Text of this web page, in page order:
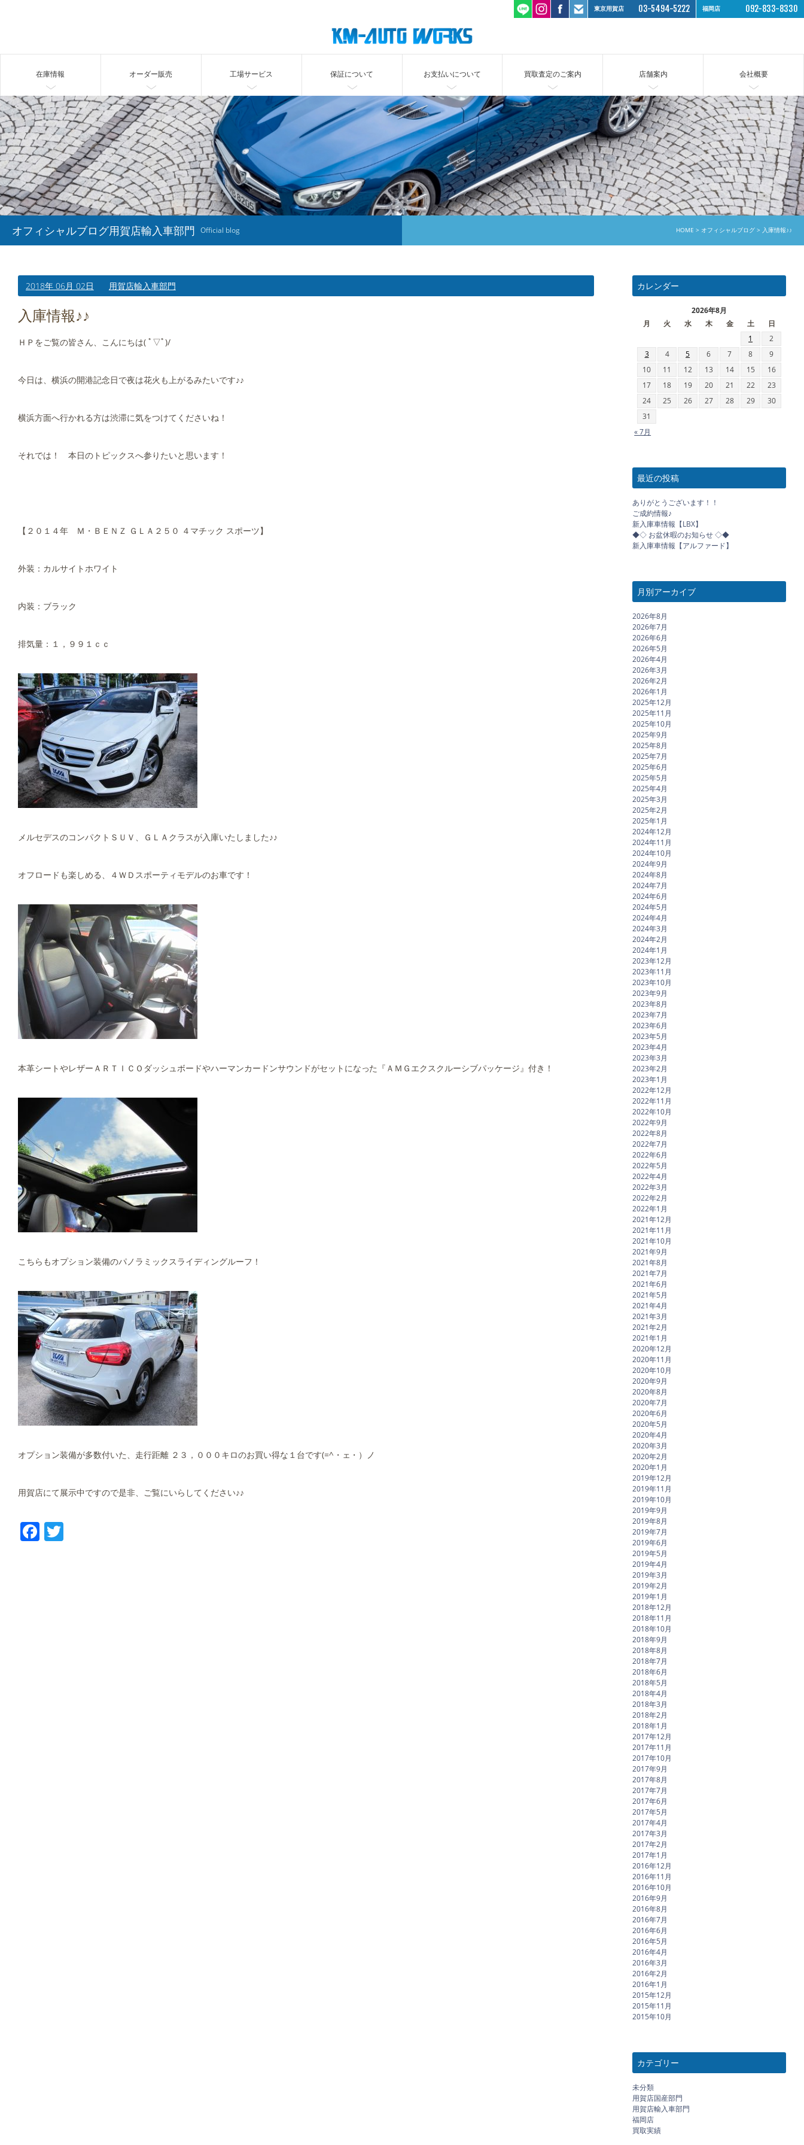
東京用賀店 03-5494-5222 福岡店 092-833-8330
在庫情報 オーダー販売 工場サービス 保証について お支払いについて 買取査定のご案内 店舗案内 会社概要
オフィシャルブログ用賀店輸入車部門 Official blog HOME オフィシャルブログ 入庫情報♪♪
2018年 06月 02日 用賀店輸入車部門
入庫情報♪♪
ＨＰをご覧の皆さん、こんにちは( ﾟ▽ﾟ)/
今日は、横浜の開港記念日で夜は花火も上がるみたいです♪♪
横浜方面へ行かれる方は渋滞に気をつけてくださいね！
それでは！ 本日のトピックスへ参りたいと思います！
【２０１４年 Ｍ・ＢＥＮＺ ＧＬＡ２５０ ４マチック スポーツ】
外装：カルサイトホワイト
内装：ブラック
排気量：１，９９１ｃｃ
メルセデスのコンパクトＳＵＶ、ＧＬＡクラスが入庫いたしました♪♪
オフロードも楽しめる、４ＷＤスポーティモデルのお車です！
本革シートやレザーＡＲＴＩＣＯダッシュボードやハーマンカードンサウンドがセットになった『ＡＭＧエクスクルーシブパッケージ』付き！
こちらもオプション装備のパノラミックスライディングルーフ！
オプション装備が多数付いた、走行距離 ２３，０００キロのお買い得な１台です(=^・ェ・）ノ
用賀店にて展示中ですので是非、ご覧にいらしてください♪♪
Facebook
カレンダー
2026年8月
月
火 水 木 金 土
日
1
2
3
4 5 6 7 8
9
10
11 12 13 14 15
16
17
18 19 20 21 22
23
24
25 26 27 28 29
30
31
« 7月
最近の投稿
ありがとうございます！！
ご成約情報♪
新入庫車情報【LBX】
◆◇ お盆休暇のお知らせ ◇◆
新入庫車情報【アルファード】
月別アーカイブ
2026年8月
2026年7月
2026年6月
2026年5月
2026年4月
2026年3月
2026年2月
2026年1月
2025年12月
2025年11月
2025年10月
2025年9月
2025年8月
2025年7月
2025年6月
2025年5月
2025年4月
2025年3月
2025年2月
2025年1月
2024年12月
2024年11月
2024年10月
2024年9月
2024年8月
2024年7月
2024年6月
2024年5月
2024年4月
2024年3月
2024年2月
2024年1月
2023年12月
2023年11月
2023年10月
2023年9月
2023年8月
2023年7月
2023年6月
2023年5月
2023年4月
2023年3月
2023年2月
2023年1月
2022年12月
2022年11月
2022年10月
2022年9月
2022年8月
2022年7月
2022年6月
2022年5月
2022年4月
2022年3月
2022年2月
2022年1月
2021年12月
2021年11月
2021年10月
2021年9月
2021年8月
2021年7月
2021年6月
2021年5月
2021年4月
2021年3月
2021年2月
2021年1月
2020年12月
2020年11月
2020年10月
2020年9月
2020年8月
2020年7月
2020年6月
2020年5月
2020年4月
2020年3月
2020年2月
2020年1月
2019年12月
2019年11月
2019年10月
2019年9月
2019年8月
2019年7月
2019年6月
2019年5月
2019年4月
2019年3月
2019年2月
2019年1月
2018年12月
2018年11月
2018年10月
2018年9月
2018年8月
2018年7月
2018年6月
2018年5月
2018年4月
2018年3月
2018年2月
2018年1月
2017年12月
2017年11月
2017年10月
2017年9月
2017年8月
2017年7月
2017年6月
2017年5月
2017年4月
2017年3月
2017年2月
2017年1月
2016年12月
2016年11月
2016年10月
2016年9月
2016年8月
2016年7月
2016年6月
2016年5月
2016年4月
2016年3月
2016年2月
2016年1月
2015年12月
2015年11月
2015年10月
カテゴリー
未分類
用賀店国産部門
用賀店輸入車部門
福岡店
買取実績